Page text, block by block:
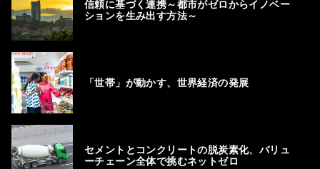
信頼に基づく連携～都市がゼロからイノベー
ションを生み出す方法～
「世帯」が動かす、世界経済の発展
セメントとコンクリートの脱炭素化、バリュ
ーチェーン全体で挑むネットゼロ